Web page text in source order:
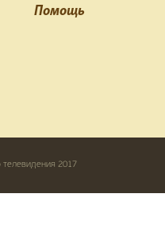
Помощь
телевидения 2017